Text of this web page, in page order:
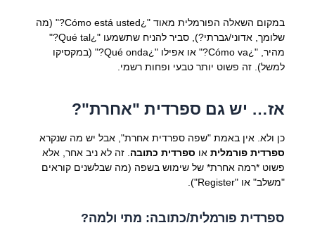
במקום השאלה הפורמלית מאוד "¿Cómo está usted?" (מה
שלומך, אדוני/גברתי?), סביר להניח שתשמעו "¿Qué tal?"
מהיר, "¿Cómo va?" או אפילו "¿Qué onda?" (במקסיקו
למשל). זה פשוט יותר טבעי ופחות רשמי.
אז… יש גם ספרדית "אחרת"?
כן ולא. אין באמת "שפה ספרדית אחרת", אבל יש מה שנקרא
ספרדית פורמליתאו ספרדית כתובה. זה לא ניב אחר, אלא
פשוט *רמה אחרת* של שימוש בשפה (מה שבלשנים קוראים
"משלב" או "Register").
ספרדית פורמלית/כתובה: מתי ולמה?